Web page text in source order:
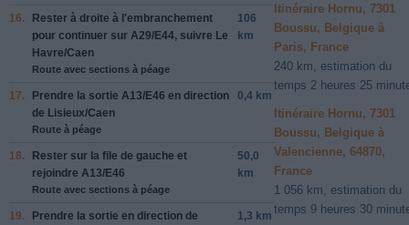
16. Rester à droite à l'embranchement
pour continuer sur A29/E44, suivre Le
Havre/Caen
Route avec sections à péage
106
km
17. Prendre la sortie A13/E46 en direction
de Lisieux/Caen
Route à péage
0,4 km
18. Rester sur la file de gauche et
rejoindre A13/E46
Route avec sections à péage
50,0
km
19.
Prendre la sortie en direction de
1,3 km
Itinéraire Hornu, 7301
Boussu, Belgique à
Paris, France
240 km, estimation du
temps 2 heures 25
Itinéraire Hornu, 7301
Boussu, Belgique à
Valencienne, 64870,
France
1 056 km, estimation du
temps 9 heures 30